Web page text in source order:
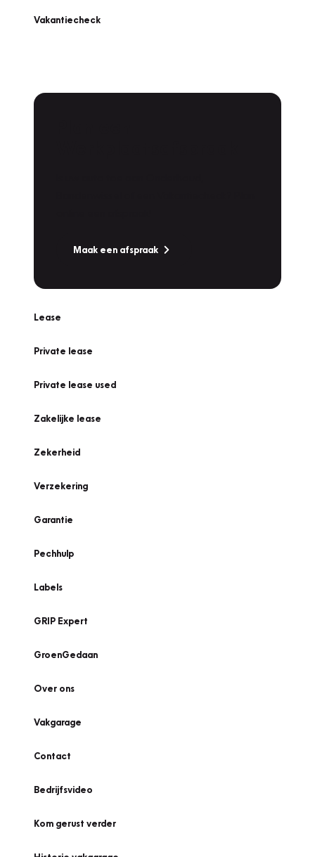
Vakantiecheck
Maak een afspraak
Lease
Private lease
Private lease used
Zakelijke lease
Zekerheid
Verzekering
Garantie
Pechhulp
Labels
GRIP Expert
GroenGedaan
Over ons
Vakgarage
Contact
Bedrijfsvideo
Kom gerust verder